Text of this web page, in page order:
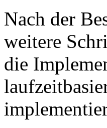
Nach der
weitere
die